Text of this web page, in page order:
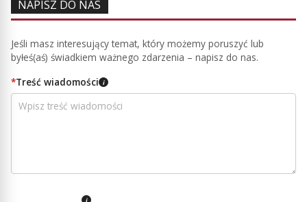
NAPISZ DO NAS
Jeśli masz interesujący temat, który możemy poruszyć lub
byłeś(aś) świadkiem ważnego zdarzenia – napisz do nas.
*Treść wiadomości i
i